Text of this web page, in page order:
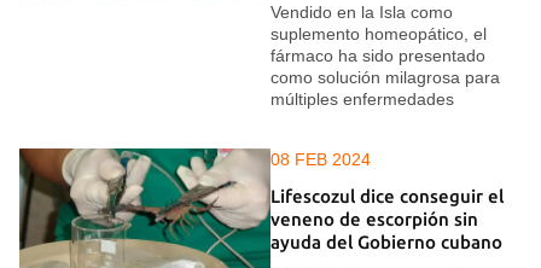
Vendido en la Isla como
suplemento homeopático, el
fármaco ha sido presentado
como solución milagrosa para
múltiples enfermedades
08 FEB 2024
Lifescozul dice conseguir el
veneno de escorpión sin
ayuda del Gobierno cubano